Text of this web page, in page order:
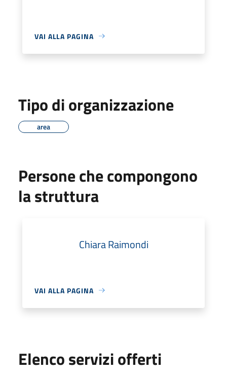
VAI ALLA PAGINA
Tipo di organizzazione
area
Persone che compongono
la struttura
Chiara Raimondi
VAI ALLA PAGINA
Elenco servizi offerti